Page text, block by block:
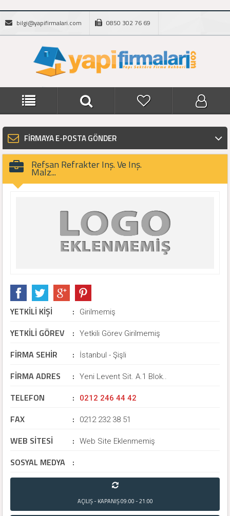
bilgi@yapifirmalari.com 0850 302 76 69
FİRMAYA E-POSTA GÖNDER
Refsan Refrakter Inş. Ve Inş.
Malz...
YETKİLİ KİŞİ : Girilmemiş
YETKİLİ GÖREV : Yetkili Görev Girilmemiş
FİRMA SEHİR : İstanbul - Şişli
FİRMA ADRES : Yeni Levent Sit. A.1 Blok..
TELEFON : 0212 246 44 42
FAX : 0212 232 38 51
WEB SİTESİ : Web Site Eklenmemiş
SOSYAL MEDYA :
AÇILIŞ - KAPANIŞ09:00 - 21:00